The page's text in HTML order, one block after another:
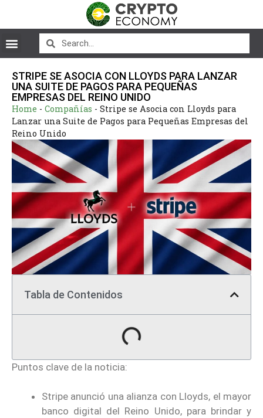
STRIPE SE ASOCIA CON LLOYDS PARA LANZAR
UNA SUITE DE PAGOS PARA PEQUEÑAS
EMPRESAS DEL REINO UNIDO
Home - Compañías - Stripe se Asocia con Lloyds para
Lanzar una Suite de Pagos para Pequeñas Empresas del
Reino Unido
Tabla de Contenidos
Puntos clave de la noticia:
Stripe anunció una alianza con Lloyds, el mayor
banco digital del Reino Unido, para brindar y